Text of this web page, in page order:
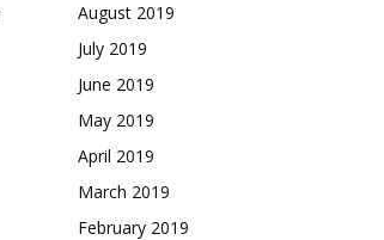
August 2019
July 2019
June 2019
May 2019
April 2019
March 2019
February 2019